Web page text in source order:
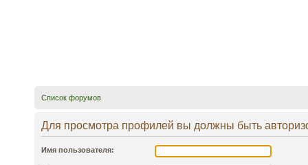
Список форумов
Для просмотра профилей вы должны быть
Имя пользователя: